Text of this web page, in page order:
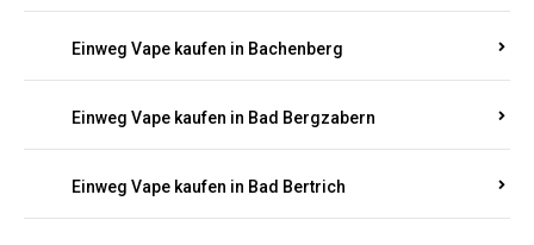
Einweg Vape kaufen in Bachenberg
Einweg Vape kaufen in Bad Bergzabern
Einweg Vape kaufen in Bad Bertrich